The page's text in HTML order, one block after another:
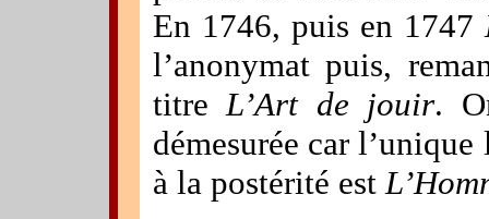
En 1746, puis en 1747
l’anonymat puis,
titreL’Art de jouir.
démesurée car
à la postérité est